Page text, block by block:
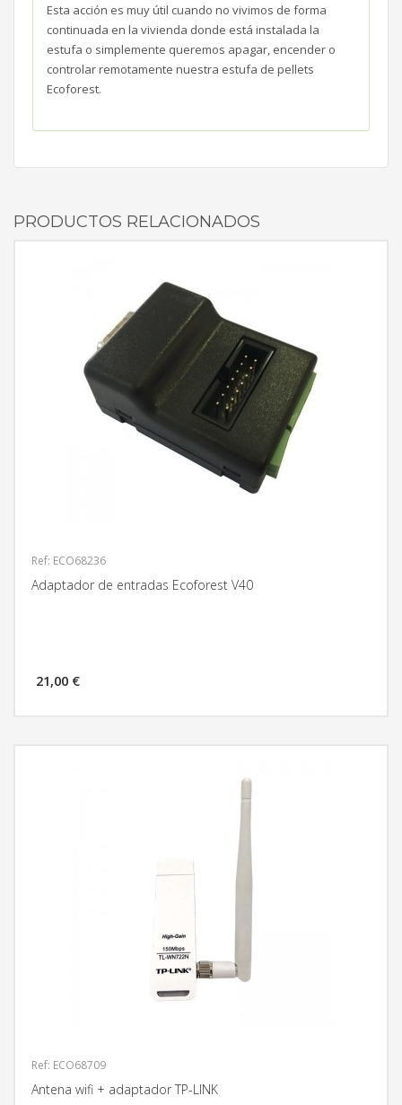
Esta acción es muy útil cuando no vivimos de forma
continuada en la vivienda donde está instalada la
estufa o simplemente queremos apagar, encender o
controlar remotamente nuestra estufa de pellets
Ecoforest.
PRODUCTOS RELACIONADOS
Ref: ECO68236
Adaptador de entradas Ecoforest V40
21,00 €
Ref: ECO68709
Antena wifi + adaptador TP-LINK